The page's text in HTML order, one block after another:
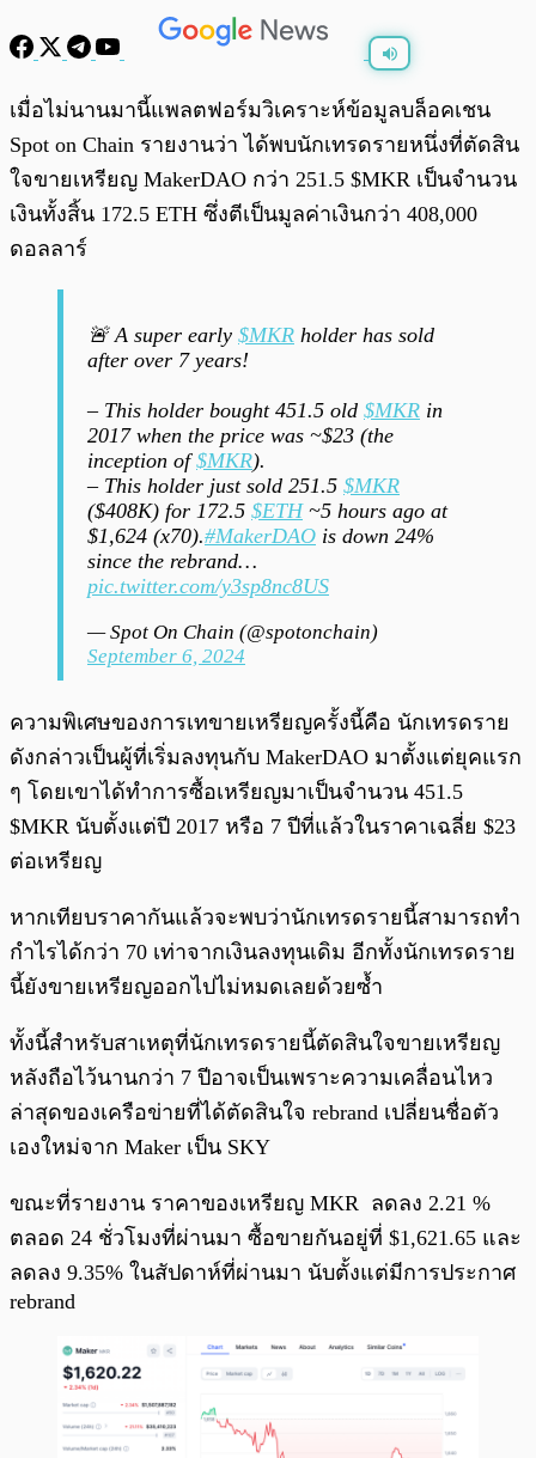
0:00
เมื่อไม่นานมานี้แพลตฟอร์มวิเคราะห์ข้อมูลบล็อคเชน
Spot on Chain รายงานว่า ได้พบนักเทรดรายหนึ่งที่ตัดสิน
ใจขายเหรียญ MakerDAO กว่า 251.5 $MKR เป็นจำนวน
เงินทั้งสิ้น 172.5 ETH ซึ่งตีเป็นมูลค่าเงินกว่า 408,000
ดอลลาร์
🚨 A super early $MKR holder has sold
after over 7 years!
– This holder bought 451.5 old $MKR in
2017 when the price was ~$23 (the
inception of$MKR).
– This holder just sold 251.5 $MKR
($408K) for 172.5 $ETH~5 hours ago at
$1,624 (x70).#MakerDAO is down 24%
since the rebrand…
pic.twitter.com/y3sp8nc8US
— Spot On Chain (@spotonchain)
September 6, 2024
ความพิเศษของการเทขายเหรียญครั้งนี้คือ นักเทรดราย
ดังกล่าวเป็นผู้ที่เริ่มลงทุนกับ MakerDAO มาตั้งแต่ยุคแรก
ๆ โดยเขาได้ทำการซื้อเหรียญมาเป็นจำนวน 451.5
$MKR นับตั้งแต่ปี 2017 หรือ 7 ปีที่แล้วในราคาเฉลี่ย $23
ต่อเหรียญ
หากเทียบราคากันแล้วจะพบว่านักเทรดรายนี้สามารถทำ
กำไรได้กว่า 70 เท่าจากเงินลงทุนเดิม อีกทั้งนักเทรดราย
นี้ยังขายเหรียญออกไปไม่หมดเลยด้วยซ้ำ
ทั้งนี้สำหรับสาเหตุที่นักเทรดรายนี้ตัดสินใจขายเหรียญ
หลังถือไว้นานกว่า 7 ปีอาจเป็นเพราะความเคลื่อนไหว
ล่าสุดของเครือข่ายที่ได้ตัดสินใจ rebrand เปลี่ยนชื่อตัว
เองใหม่จาก Maker เป็น SKY
ขณะที่รายงาน ราคาของเหรียญ MKR ลดลง 2.21 %
ตลอด 24 ชั่วโมงที่ผ่านมา ซื้อขายกันอยู่ที่ $1,621.65 และ
ลดลง 9.35% ในสัปดาห์ที่ผ่านมา นับตั้งแต่มีการประกาศ
rebrand